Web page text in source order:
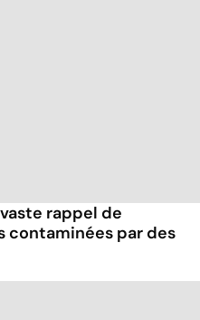
rappel de
par des